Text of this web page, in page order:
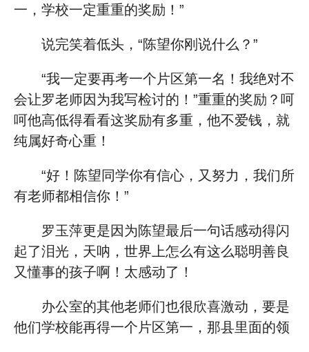
一，学校一定重重的奖励！”
说完笑着低头，“陈望你刚说什么？”
“我一定要再考一个片区第一名！我绝对不
会让罗老师因为我写检讨的！”重重的奖励？呵
呵他高低得看看这奖励有多重，他不爱钱，就
纯属好奇心重！
“好！陈望同学你有信心，又努力，我们所
有老师都相信你！”
罗玉萍更是因为陈望最后一句话感动得闪
起了泪光，天呐，世界上怎么有这么聪明善良
又懂事的孩子啊！太感动了！
办公室的其他老师们也很欣喜激动，要是
他们学校能再得一个片区第一，那县里面的领